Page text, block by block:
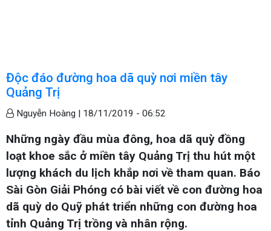
Độc đáo đường hoa dã quỳ nơi miền tây
Quảng Trị
Nguyễn Hoàng | 18/11/2019 - 06:52
Những ngày đầu mùa đông, hoa dã quỳ đồng
loạt khoe sắc ở miền tây Quảng Trị thu hút một
lượng khách du lịch khắp nơi về tham quan. Báo
Sài Gòn Giải Phóng có bài viết về con đường hoa
dã quỳ do Quỹ phát triển những con đường hoa
tỉnh Quảng Trị trồng và nhân rộng.